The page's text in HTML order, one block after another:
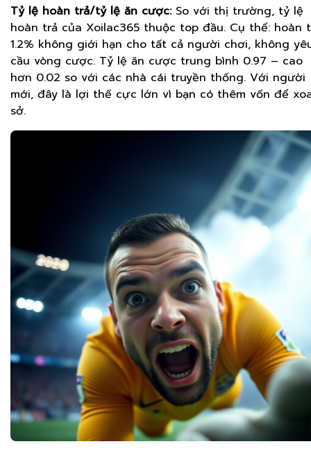
Tỷ lệ hoàn trả/tỷ lệ ăn cược:So với thị trường, tỷ lệ
hoàn trả của Xoilac365 thuộc top đầu. Cụ thể: hoàn
1.2% không giới hạn cho tất cả người chơi, không
cầu vòng cược. Tỷ lệ ăn cược trung bình 0.97 – cao
hơn 0.02 so với các nhà cái truyền thống. Với người
mới, đây là lợi thế cực lớn vì bạn có thêm vốn để
sở.